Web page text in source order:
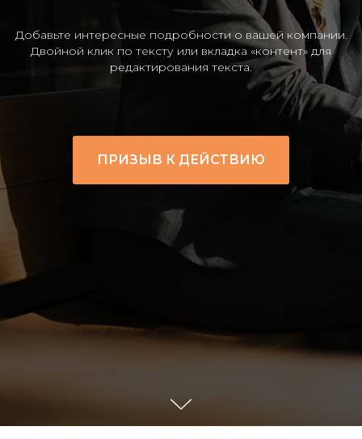
Добавьте интересные подробности о вашей компании.
Двойной клик по тексту или вкладка «контент» для
редактирования текста.
ПРИЗЫВ К ДЕЙСТВИЮ